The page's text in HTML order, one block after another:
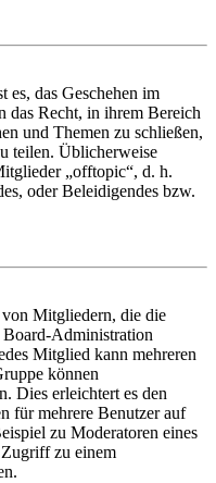
es, das Geschehen im
das Recht, in ihrem Bereich
und Themen zu schließen,
teilen. Üblicherweise
„offtopic“, d. h.
oder Beleidigendes bzw.
Mitgliedern, die die
Administration
Mitglied kann mehreren
können
Dies erleichtert es den
für mehrere Benutzer auf
zu Moderatoren eines
zu einem